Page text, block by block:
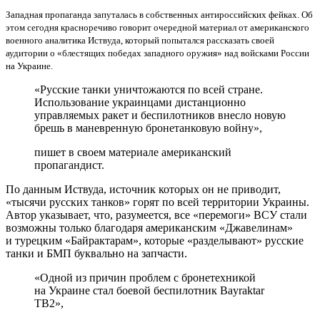
Западная пропаганда запуталась в собственных антироссийских фейках. Об
этом сегодня красноречиво говорит очередной материал от американского
военного аналитика Иствуда, который попытался рассказать своей
аудитории о «блестящих победах западного оружия» над войсками России
на Украине.
«Русские танки уничтожаются по всей стране.
Использование украинцами дистанционно
управляемых ракет и беспилотников внесло новую
брешь в маневренную бронетанковую войну»,
пишет в своем материале американский
пропагандист.
По данным Иствуда, источник которых он не приводит,
«тысячи русских танков» горят по всей территории Украины.
Автор указывает, что, разумеется, все «перемоги» ВСУ стали
возможны только благодаря американским «Джавелинам»
и турецким «Байрактарам», которые «разделывают» русские
танки и БМП буквально на запчасти.
«Одной из причин проблем с бронетехникой
на Украине стал боевой беспилотник Bayraktar
TB2»,